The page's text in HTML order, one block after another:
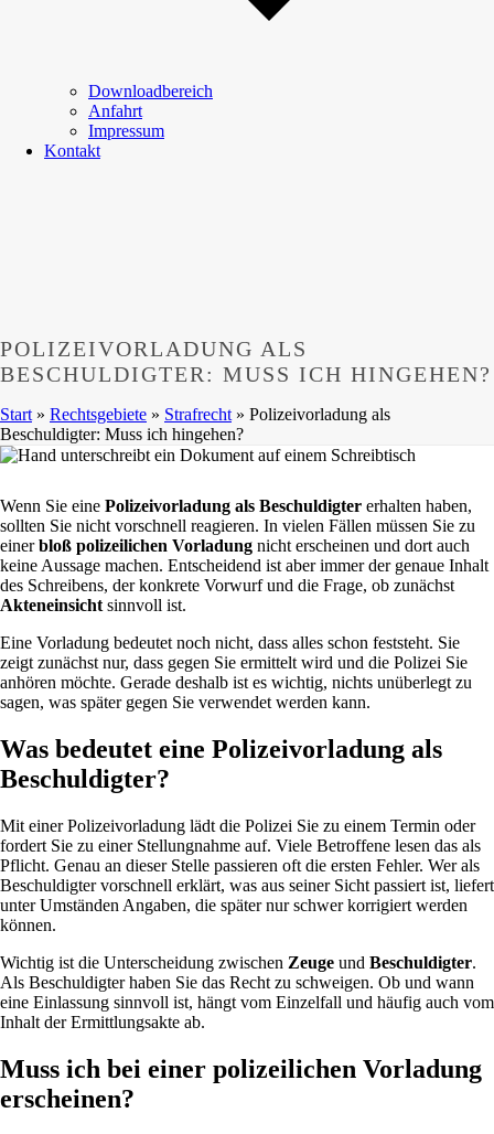
Downloadbereich
Anfahrt
Impressum
Kontakt
POLIZEIVORLADUNG ALS
BESCHULDIGTER: MUSS ICH HINGEHEN?
Start » Rechtsgebiete » Strafrecht » Polizeivorladung als
Beschuldigter: Muss ich hingehen?
Wenn Sie eine Polizeivorladung als Beschuldigter erhalten haben,
sollten Sie nicht vorschnell reagieren. In vielen Fällen müssen Sie zu
einerbloß polizeilichen Vorladung nicht erscheinen und dort auch
keine Aussage machen. Entscheidend ist aber immer der genaue Inhalt
des Schreibens, der konkrete Vorwurf und die Frage, ob zunächst
Akteneinsicht sinnvoll ist.
Eine Vorladung bedeutet noch nicht, dass alles schon feststeht. Sie
zeigt zunächst nur, dass gegen Sie ermittelt wird und die Polizei Sie
anhören möchte. Gerade deshalb ist es wichtig, nichts unüberlegt zu
sagen, was später gegen Sie verwendet werden kann.
Was bedeutet eine Polizeivorladung als
Beschuldigter?
Mit einer Polizeivorladung lädt die Polizei Sie zu einem Termin oder
fordert Sie zu einer Stellungnahme auf. Viele Betroffene lesen das als
Pflicht. Genau an dieser Stelle passieren oft die ersten Fehler. Wer als
Beschuldigter vorschnell erklärt, was aus seiner Sicht passiert ist, liefert
unter Umständen Angaben, die später nur schwer korrigiert werden
können.
Wichtig ist die Unterscheidung zwischen Zeuge und Beschuldigter.
Als Beschuldigter haben Sie das Recht zu schweigen. Ob und wann
eine Einlassung sinnvoll ist, hängt vom Einzelfall und häufig auch vom
Inhalt der Ermittlungsakte ab.
Muss ich bei einer polizeilichen Vorladung
erscheinen?